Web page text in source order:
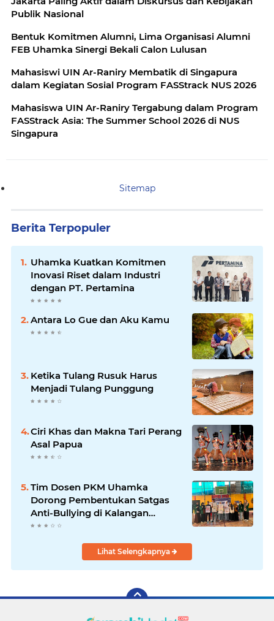
Publik Nasional
Bentuk Komitmen Alumni, Lima Organisasi Alumni
FEB Uhamka Sinergi Bekali Calon Lulusan
Mahasiswi UIN Ar-Raniry Membatik di Singapura
dalam Kegiatan Sosial Program FASStrack NUS 2026
Mahasiswa UIN Ar-Raniry Tergabung dalam Program
FASStrack Asia: The Summer School 2026 di NUS
Singapura
Sitemap
Berita Terpopuler
Uhamka Kuatkan Komitmen
Inovasi Riset dalam Industri
dengan PT. Pertamina
Antara Lo Gue dan Aku Kamu
Ketika Tulang Rusuk Harus
Menjadi Tulang Punggung
Ciri Khas dan Makna Tari Perang
Asal Papua
Tim Dosen PKM Uhamka
Dorong Pembentukan Satgas
Anti-Bullying di Kalangan
Remaja
Lihat Selengkapnya